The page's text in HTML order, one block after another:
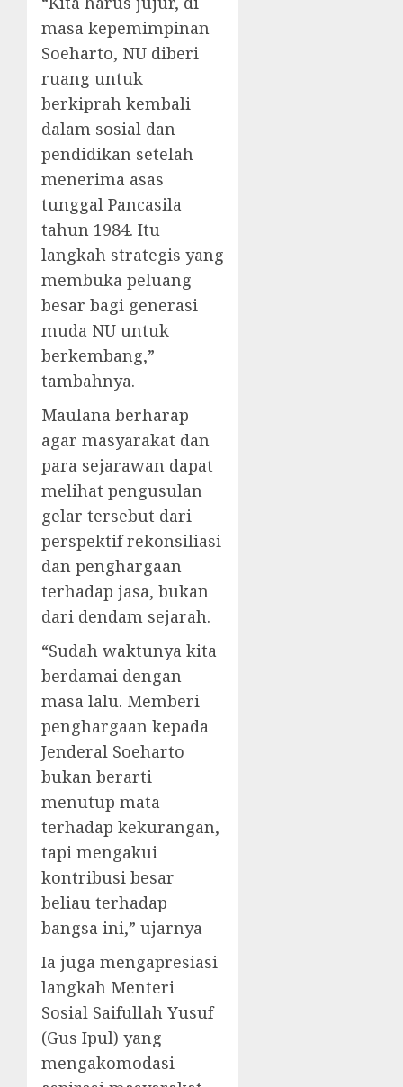
masa kepemimpinan
Soeharto, NU diberi
ruang untuk
berkiprah kembali
dalam sosial dan
pendidikan setelah
menerima asas
tunggal Pancasila
tahun 1984. Itu
langkah strategis yang
membuka peluang
besar bagi generasi
muda NU untuk
berkembang,”
tambahnya.
Maulana berharap
agar masyarakat dan
para sejarawan dapat
melihat pengusulan
gelar tersebut dari
perspektif rekonsiliasi
dan penghargaan
terhadap jasa, bukan
dari dendam sejarah.
“Sudah waktunya kita
berdamai dengan
masa lalu. Memberi
penghargaan kepada
Jenderal Soeharto
bukan berarti
menutup mata
terhadap kekurangan,
tapi mengakui
kontribusi besar
beliau terhadap
bangsa ini,” ujarnya
Ia juga mengapresiasi
langkah Menteri
Sosial Saifullah Yusuf
(Gus Ipul) yang
mengakomodasi